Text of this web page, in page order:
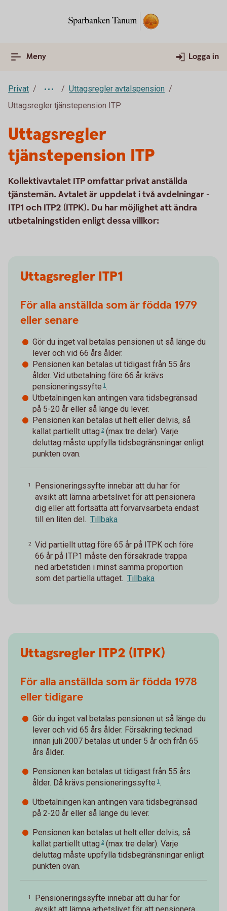
Meny Logga in
Privat
Uttagsregler avtalspension
Uttagsregler tjänstepension ITP
Uttagsregler
tjänstepension ITP
Kollektivavtalet ITP omfattar privat anställda
tjänstemän. Avtalet är uppdelat i två avdelningar -
ITP1 och ITP2 (ITPK). Du har möjlighet att ändra
utbetalningstiden enligt dessa villkor:
Uttagsregler ITP1
För alla anställda som är födda 1979
eller senare
Gör du inget val betalas pensionen ut så länge du
lever och vid 66 års ålder.
Pensionen kan betalas ut tidigast från 55 års
ålder. Vid utbetalning före 66 år krävs
pensioneringssyfte 1.
Utbetalningen kan antingen vara tidsbegränsad
på 5-20 år eller så länge du lever.
Pensionen kan betalas ut helt eller delvis, så
kallat partiellt uttag 2(max tre delar). Varje
deluttag måste uppfylla tidsbegränsningar enligt
punkten ovan.
1
Pensioneringssyfte innebär att du har för
avsikt att lämna arbetslivet för att pensionera
dig eller att fortsätta att förvärvsarbeta endast
till en liten del. Tillbaka
2
Vid partiellt uttag före 65 år på ITPK och före
66 år på ITP1 måste den försäkrade trappa
ned arbetstiden i minst samma proportion
som det partiella uttaget. Tillbaka
Uttagsregler ITP2 (ITPK)
För alla anställda som är födda 1978
eller tidigare
Gör du inget val betalas pensionen ut så länge du
lever och vid 65 års ålder. Försäkring tecknad
innan juli 2007 betalas ut under 5 år och från 65
års ålder.
Pensionen kan betalas ut tidigast från 55 års
ålder. Då krävs pensioneringssyfte 1.
Utbetalningen kan antingen vara tidsbegränsad
på 2-20 år eller så länge du lever.
Pensionen kan betalas ut helt eller delvis, så
kallat partiellt uttag 2(max tre delar). Varje
deluttag måste uppfylla tidsbegränsningar enligt
punkten ovan.
1
Pensioneringssyfte innebär att du har för